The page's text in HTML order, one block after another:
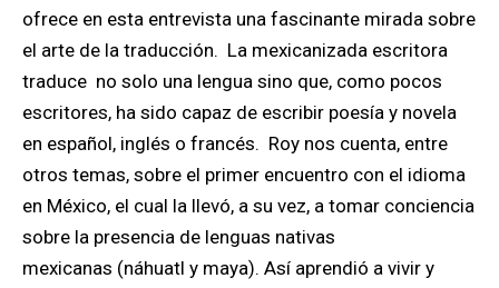
ofrece en esta entrevista una fascinante mirada sobre
el arte de la traducción. La mexicanizada escritora
traduce no solo una lengua sino que, como pocos
escritores, ha sido capaz de escribir poesía y novela
en español, inglés o francés. Roy nos cuenta, entre
otros temas, sobre el primer encuentro con el idioma
en México, el cual la llevó, a su vez, a tomar conciencia
sobre la presencia de lenguas nativas
mexicanas (náhuatl y maya). Así aprendió a vivir y